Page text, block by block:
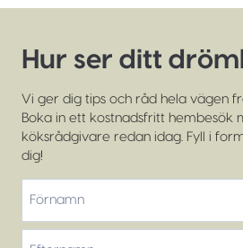
Hur ser ditt
Vi ger dig tips och råd hela vägen
Boka in ett kostnadsfritt hembesök
köksrådgivare redan idag. Fyll i
dig!